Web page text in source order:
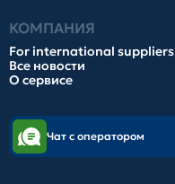
КОМПАНИЯ
For international suppliers
Все новости
О сервисе
Чат с оператором